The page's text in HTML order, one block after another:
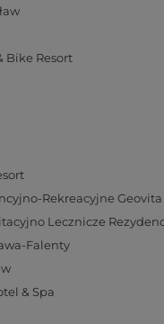
Bike Resort
Rekreacyjne
Lecznicze
Falenty
& Spa